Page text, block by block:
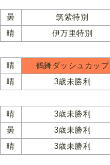
曇 筑紫特別
晴 伊万里特別
晴 鶴舞ダッシュカップ
晴 3歳未勝利
晴 3歳未勝利
曇 3歳未勝利
晴 3歳未勝利